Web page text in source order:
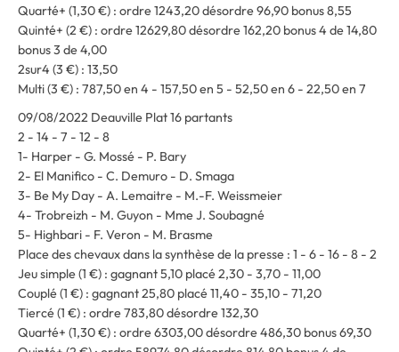
Quarté+ (1,30 €) : ordre 1243,20 désordre 96,90 bonus 8,55
Quinté+ (2 €) : ordre 12629,80 désordre 162,20 bonus 4 de 14,80
bonus 3 de 4,00
2sur4 (3 €) : 13,50
Multi (3 €) : 787,50 en 4 - 157,50 en 5 - 52,50 en 6 - 22,50 en 7
09/08/2022 Deauville Plat 16 partants
2 - 14 - 7 - 12 - 8
1- Harper - G. Mossé - P. Bary
2- El Manifico - C. Demuro - D. Smaga
3- Be My Day - A. Lemaitre - M.-F. Weissmeier
4- Trobreizh - M. Guyon - Mme J. Soubagné
5- Highbari - F. Veron - M. Brasme
Place des chevaux dans la synthèse de la presse : 1 - 6 - 16 - 8 - 2
Jeu simple (1 €) : gagnant 5,10 placé 2,30 - 3,70 - 11,00
Couplé (1 €) : gagnant 25,80 placé 11,40 - 35,10 - 71,20
Tiercé (1 €) : ordre 783,80 désordre 132,30
Quarté+ (1,30 €) : ordre 6303,00 désordre 486,30 bonus 69,30